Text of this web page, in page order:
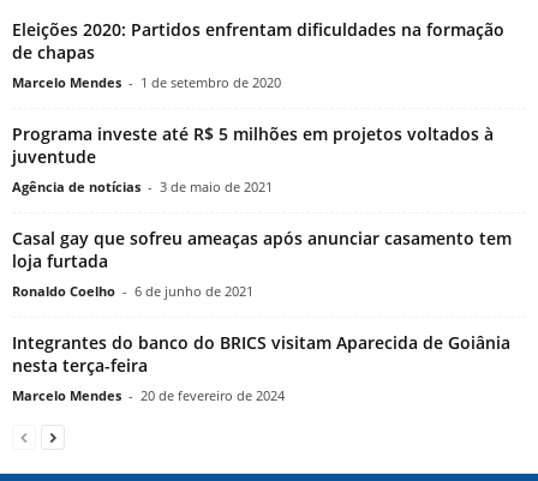
Eleições 2020: Partidos enfrentam dificuldades na formação
de chapas
Marcelo Mendes - 1 de setembro de 2020
Programa investe até R$ 5 milhões em projetos voltados à
juventude
Agência de notícias - 3 de maio de 2021
Casal gay que sofreu ameaças após anunciar casamento tem
loja furtada
Ronaldo Coelho - 6 de junho de 2021
Integrantes do banco do BRICS visitam Aparecida de Goiânia
nesta terça-feira
Marcelo Mendes - 20 de fevereiro de 2024